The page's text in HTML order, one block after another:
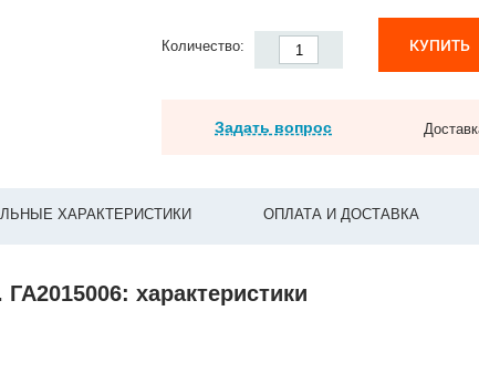
Количество: КУПИТЬ
Задать вопрос
ХАРАКТЕРИСТИКИ ОПЛАТА И ДОСТАВКА
характеристики